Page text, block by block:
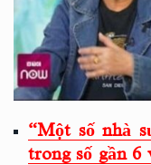
“Một số nhà
trong số gần 6